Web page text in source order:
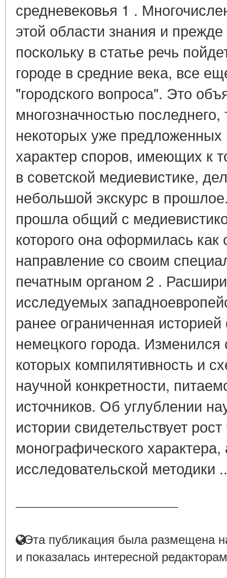
средневековья 1 .
этой области знания и
поскольку в статье речь
городе в средние века, все
"городского вопроса". Это
многозначностью
некоторых уже
характер споров, имеющих к
в советской медиевистике,
небольшой экскурс в
прошла общий с
которого она оформилась как
направление со своим
печатным органом 2 .
исследуемых
ранее ограниченная
немецкого города.
которых компилятивность и
научной конкретности,
источников. Об углублении
истории свидетельствует
монографического
исследовательской методики
Эта публикация была размещена
и показалась интересной